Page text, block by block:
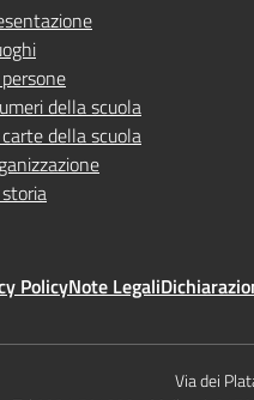
della scuola
della scuola
PolicyNote Legali
Via dei